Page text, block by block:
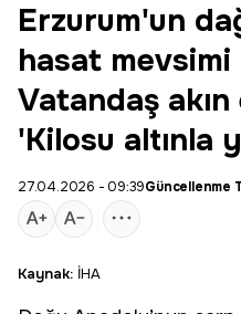
Erzurum'un
hasat mevsimi
Vatandaş
'Kilosu altınla
27.04.2026 - 09:39Güncellenme
Kaynak: İHA